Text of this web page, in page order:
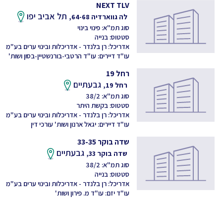
NEXT TLV
לה גווארדיה 64-68, תל אביב יפו
סוג תמ"א: פינוי בינוי
סטטוס: בנייה
אדריכל: רן בלנדר - אדריכלות ובינוי ערים בע"מ
עו"ד דיירים: עו"ד הרטבי-בורנשטיין-בסון ושות'
רחל 19
רחל 19, גבעתיים
סוג תמ"א: 38/2
סטטוס: בקשת היתר
אדריכל: רן בלנדר - אדריכלות ובינוי ערים בע"מ
עו"ד דיירים: יגאל ארנון ושות' עורכי דין
שדה בוקר 33-35
שדה בוקר 33, גבעתיים
סוג תמ"א: 38/2
סטטוס: בנייה
אדריכל: רן בלנדר - אדריכלות ובינוי ערים בע"מ
עו"ד יזם: עו"ד מ. פירון ושות'